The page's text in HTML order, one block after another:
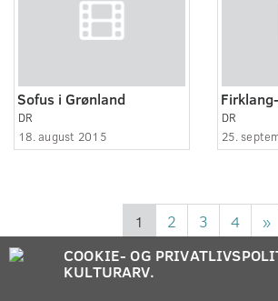
Sofus i Grønland
DR
18. august 2015
DR
25.
1 2 3 4 »
COOKIE- OG
KULTURARV.